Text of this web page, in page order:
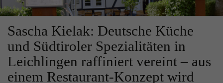
Sascha Kielak: Deutsche Küche
und Südtiroler Spezialitäten in
Leichlingen raffiniert vereint – aus
einem Restaurant-Konzept wird